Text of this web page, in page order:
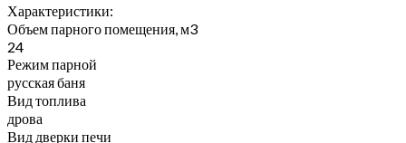
Характеристики:
Объем парного помещения, м3
24
Режим парной
русская баня
Вид топлива
дрова
Вид дверки печи